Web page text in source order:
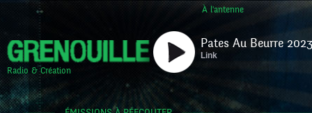
À l'antenne
Radio & Création
Pates Au Beurre
Link